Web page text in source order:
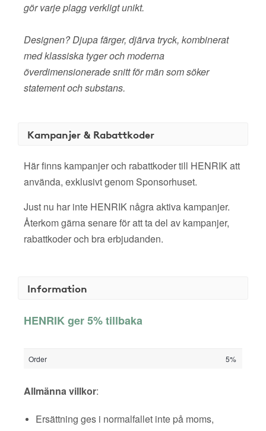
gör varje plagg verkligt unikt.
Designen? Djupa färger, djärva tryck, kombinerat
med klassiska tyger och moderna
överdimensionerade snitt för män som söker
statement och substans.
Kampanjer & Rabattkoder
Här finns kampanjer och rabattkoder till HENRIK att
använda, exklusivt genom Sponsorhuset.
Just nu har inte HENRIK några aktiva kampanjer.
Återkom gärna senare för att ta del av kampanjer,
rabattkoder och bra erbjudanden.
Information
HENRIK ger 5% tillbaka
Order 5%
Allmänna villkor:
Ersättning ges i normalfallet inte på moms,